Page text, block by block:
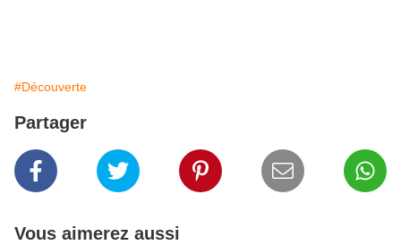
#Découverte
Partager
Vous aimerez aussi